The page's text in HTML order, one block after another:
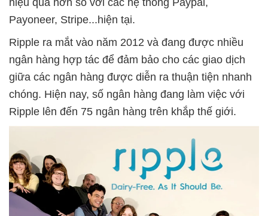
hiệu quả hơn so với các hệ thống Paypal,
Payoneer, Stripe...hiện tại.
Ripple ra mắt vào năm 2012 và đang được nhiều
ngân hàng hợp tác để đảm bảo cho các giao dịch
giữa các ngân hàng được diễn ra thuận tiện nhanh
chóng. Hiện nay, số ngân hàng đang làm việc với
Ripple lên đến 75 ngân hàng trên khắp thế giới.